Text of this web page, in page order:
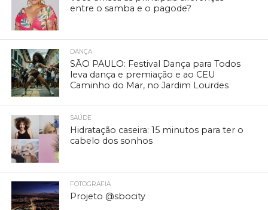
entre o samba e o pagode?
DANÇA
SÃO PAULO: Festival Dança para Todos
leva dança e premiação e ao CEU
Caminho do Mar, no Jardim Lourdes
SAÚDE
Hidratação caseira: 15 minutos para ter o
cabelo dos sonhos
FOTOGRAFIA
Projeto @sbocity